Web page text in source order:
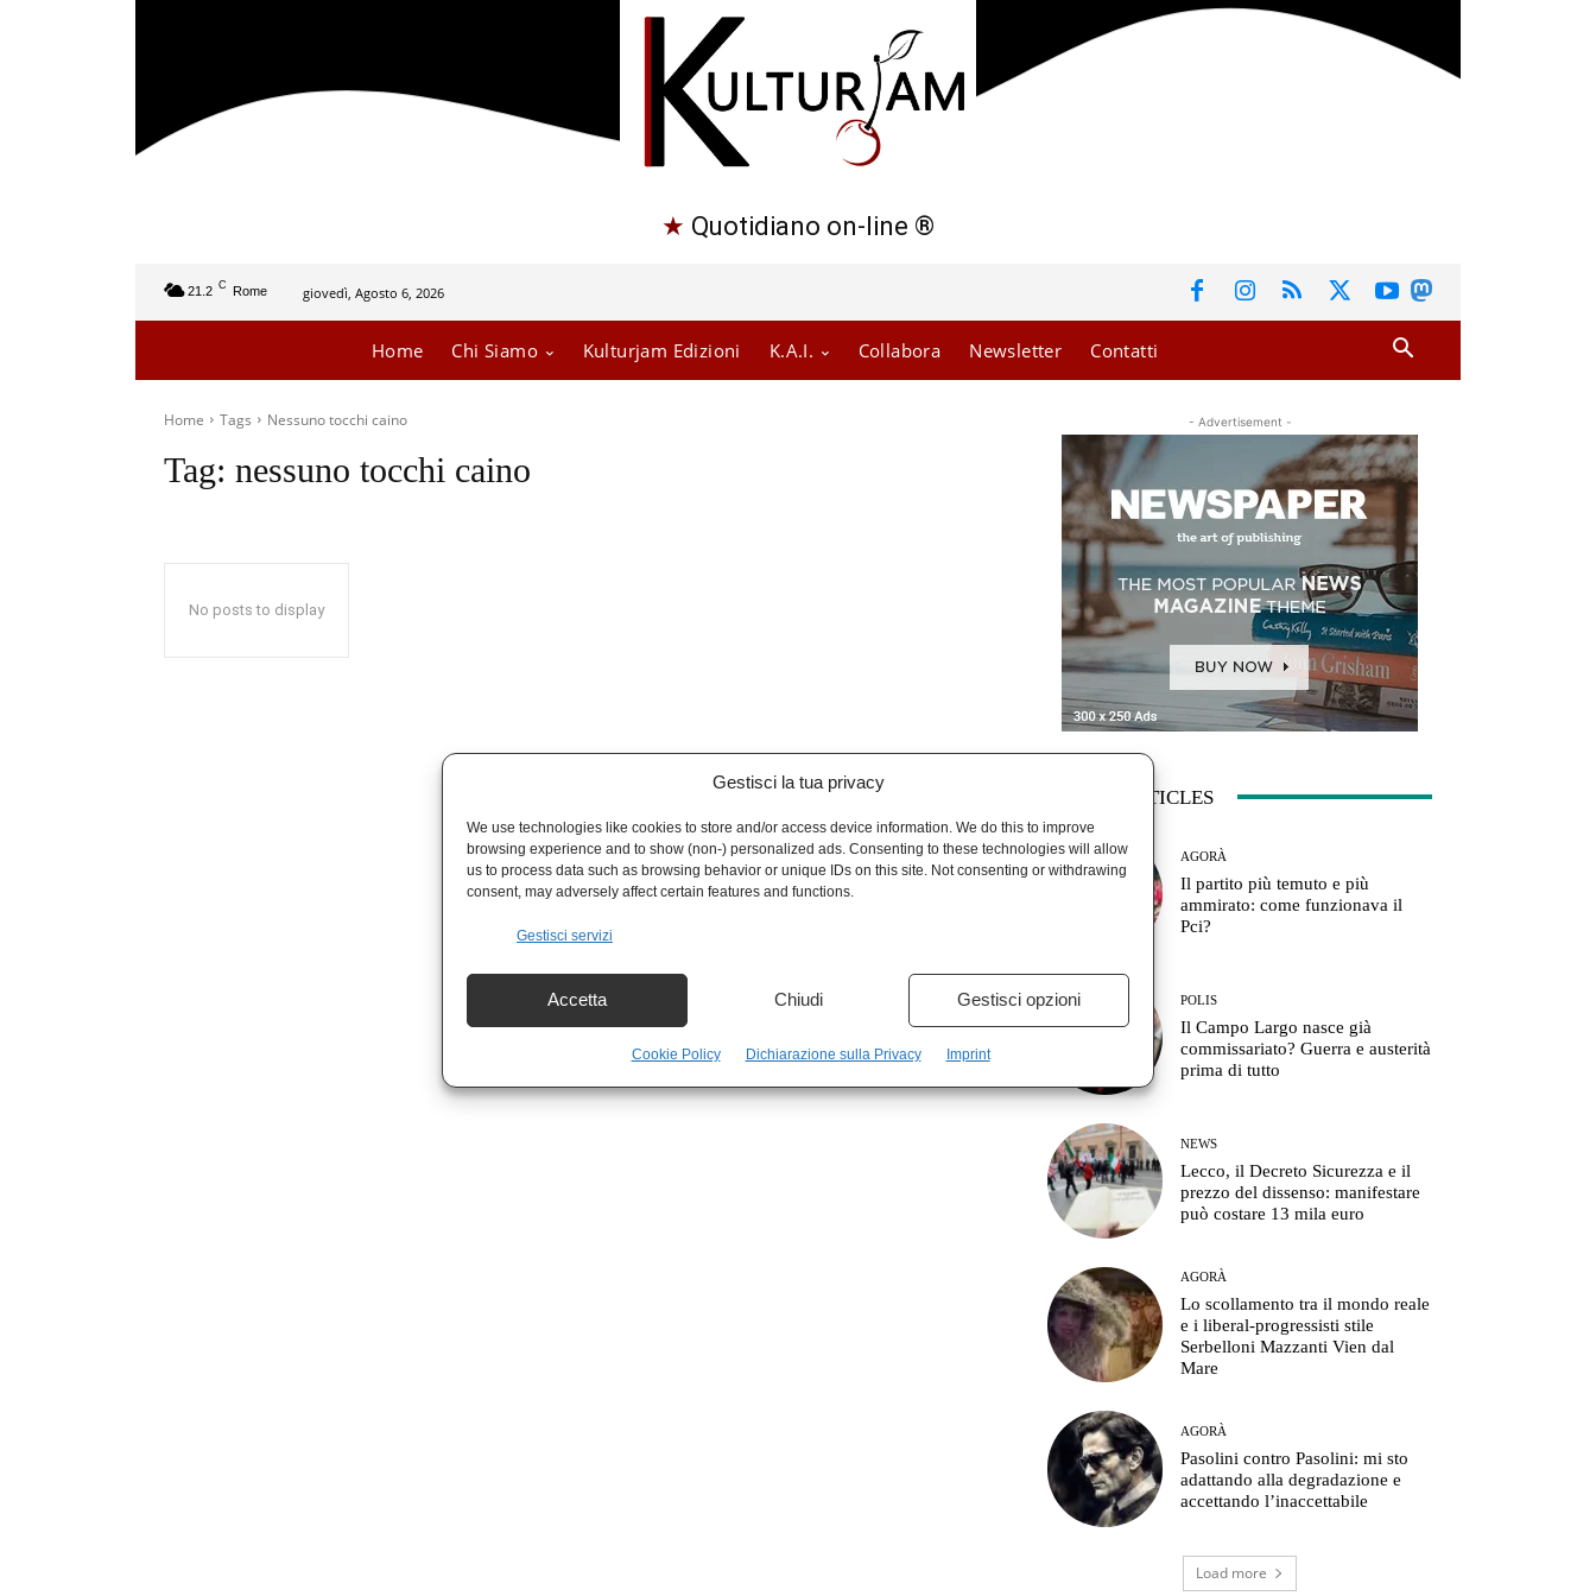
Gestisci la tua privacy
We use technologies like cookies to store and/or access device information. We do this to improve
browsing experience and to show (non-) personalized ads. Consenting to these technologies will allow
us to process data such as browsing behavior or unique IDs on this site. Not consenting or withdrawing
consent, may adversely affect certain features and functions.
Gestisci servizi
Accetta Chiudi Gestisci opzioni
Cookie Policy Dichiarazione sulla Privacy Imprint
★ Quotidiano on-line ®
21.2 C Rome giovedì, Agosto 6, 2026
Home Chi Siamo Kulturjam Edizioni K.A.I. Collabora Newsletter Contatti
Home Tags Nessuno tocchi caino
Tag: nessuno tocchi caino
No posts to display
- Advertisement -
LATEST ARTICLES
AGORÀ
Il partito più temuto e più
ammirato: come funzionava il
Pci?
POLIS
Il Campo Largo nasce già
commissariato? Guerra e austerità
prima di tutto
NEWS
Lecco, il Decreto Sicurezza e il
prezzo del dissenso: manifestare
può costare 13 mila euro
AGORÀ
Lo scollamento tra il mondo reale
e i liberal-progressisti stile
Serbelloni Mazzanti Vien dal
Mare
AGORÀ
Pasolini contro Pasolini: mi sto
adattando alla degradazione e
accettando l’inaccettabile
Load more